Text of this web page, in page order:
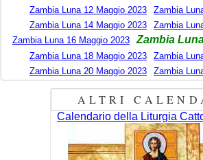
Zambia Luna 12 Maggio 2023
Zambia
Zambia Luna 14 Maggio 2023
Zambia
Zambia Luna 16 Maggio 2023
Zambia
Zambia Luna 18 Maggio 2023
Zambia
Zambia Luna 20 Maggio 2023
Zambia
ALTRI
Calendario della Liturgia